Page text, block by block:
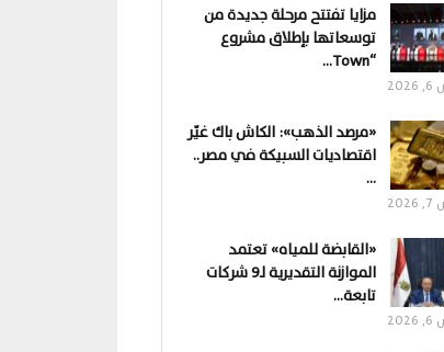
مزايا تفتتح مرحلة جديدة من
توسعاتها بإطلاق مشروع
“Town…
«مرصد الذهب»: الكاش باك غيّر
اقتصاديات السبيكة في مصر..
…
«القابضة للمياه» تعتمد
الموازنة التقديرية لـ9 شركات
تابعة…